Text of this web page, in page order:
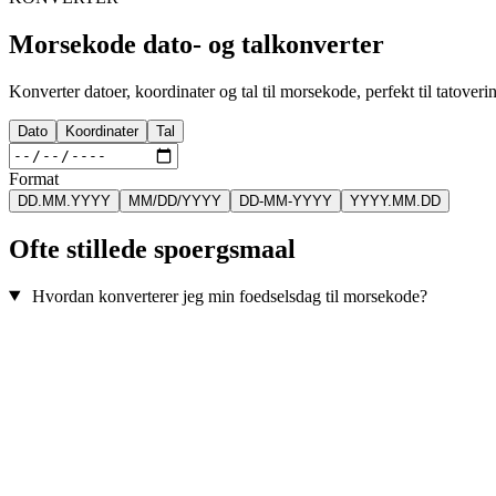
Morsekode dato- og talkonverter
Konverter datoer, koordinater og tal til morsekode, perfekt til
Dato Koordinater Tal
Format
DD.MM.YYYY MM/DD/YYYY DD-MM-YYYY YYYY.MM.DD
Ofte stillede spoergsmaal
Hvordan konverterer jeg min foedselsdag til morsekode?